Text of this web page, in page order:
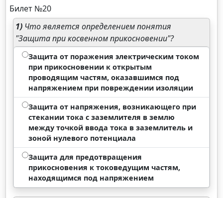
Билет №20
1) Что является определением понятия
"Защита при косвенном прикосновении"?
Защита от поражения электрическим током
при прикосновении к открытым
проводящим частям, оказавшимся под
напряжением при повреждении изоляции
Защита от напряжения, возникающего при
стекании тока с заземлителя в землю
между точкой ввода тока в заземлитель и
зоной нулевого потенциала
Защита для предотвращения
прикосновения к токоведущим частям,
находящимся под напряжением